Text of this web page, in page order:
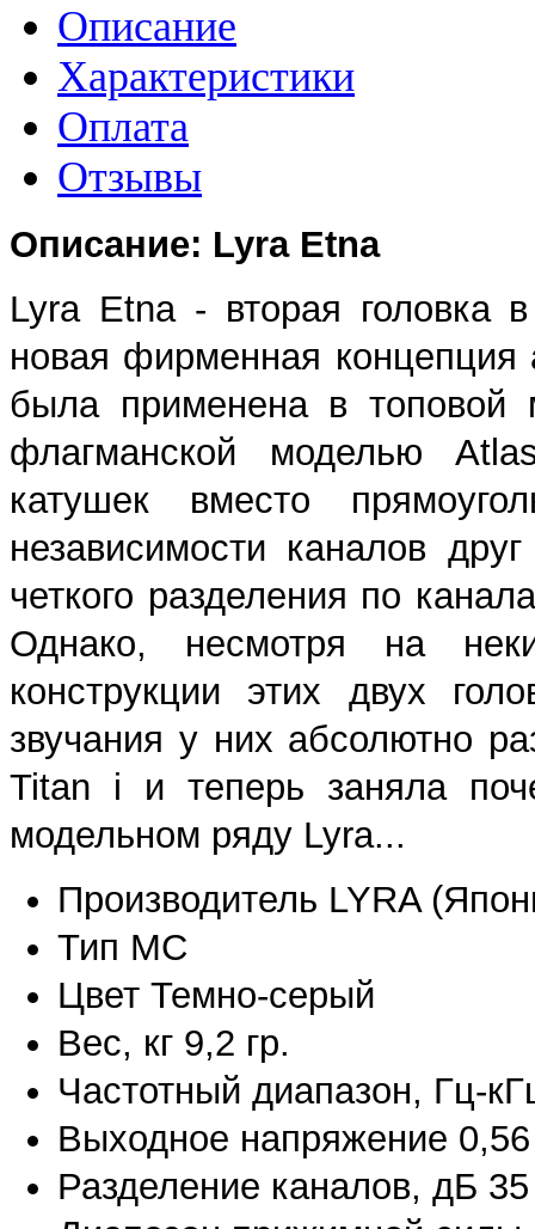
Описание
Характеристики
Оплата
Отзывы
Описание: Lyra Etna
Lyra Etna - вторая головка
новая фирменная концепция
была применена в
флагманской моделью
катушек вместо
независимости каналов
четкого разделения по
Однако, несмотря на
конструкции этих двух
звучания у них абсолютно
Titan i и теперь заняла
модельном ряду Lyra...
Производитель LYRA
Тип MC
Цвет Темно-серый
Вес, кг 9,2 гр.
Частотный диапазон, Гц-
Выходное напряжение
Разделение каналов, дБ 35